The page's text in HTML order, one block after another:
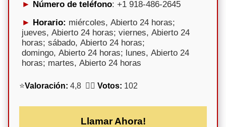
Número de teléfono: +1 918-486-2645
Horario: miércoles, Abierto 24 horas;
jueves, Abierto 24 horas; viernes, Abierto 24
horas; sábado, Abierto 24 horas;
domingo, Abierto 24 horas; lunes, Abierto 24
horas; martes, Abierto 24 horas
⭐Valoración: 4,8 🕵️‍♀️ Votos: 102
Llamar Ahora!